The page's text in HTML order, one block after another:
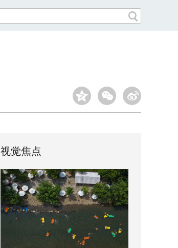
视觉焦点